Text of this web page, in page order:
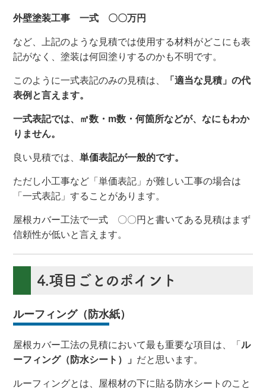
外壁塗装工事 一式 〇〇万円
など、上記のような見積では使用する材料がどこにも表
記がなく、塗装は何回塗りするのかも不明です。
このように一式表記のみの見積は、
「適当な見積」の代
表例と言えます。
一式表記では、㎡数・m数・何箇所などが、なにもわか
りません。
良い見積では、単価表記が一般的です。
ただし小工事など「単価表記」が難しい工事の場合は
「一式表記」することがあります。
屋根カバー工法で一式 〇〇円と書いてある見積はまず
信頼性が低いと言えます。
4.項目ごとのポイント
ルーフィング（防水紙）
屋根カバー工法の見積において最も重要な項目は、「 ル
ーフィング（防水シート）」 だと思います。
ルーフィングとは、屋根材の下に貼る防水シートのこと